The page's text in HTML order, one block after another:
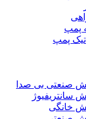
پمپ
پمپ
صنعتی بی صدا
سانتریفیوژ
خانگی